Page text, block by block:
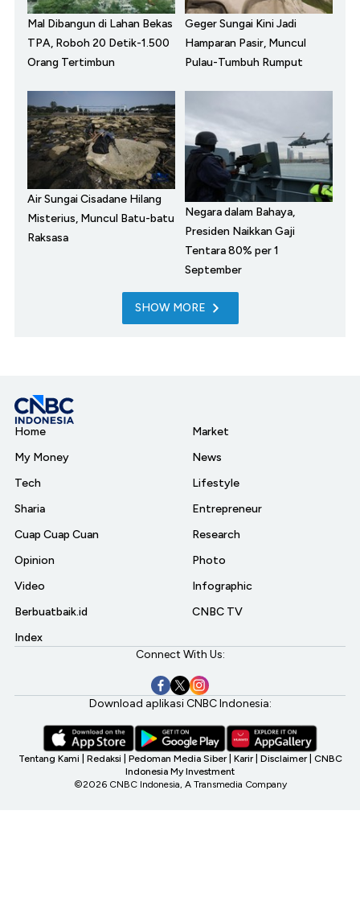
Mal Dibangun di Lahan Bekas
TPA, Roboh 20 Detik-1.500
Orang Tertimbun
Geger Sungai Kini Jadi
Hamparan Pasir, Muncul
Pulau-Tumbuh Rumput
Air Sungai Cisadane Hilang
Misterius, Muncul Batu-batu
Raksasa
Negara dalam Bahaya,
Presiden Naikkan Gaji
Tentara 80% per 1
September
SHOW MORE
Home
My Money
Tech
Sharia
Cuap Cuap Cuan
Opinion
Video
Berbuatbaik.id
Index
Market
News
Lifestyle
Entrepreneur
Research
Photo
Infographic
CNBC TV
Connect With Us:
Download aplikasi CNBC Indonesia:
Tentang Kami Redaksi Pedoman Media Siber Karir Disclaimer CNBC
Indonesia My Investment
©2026 CNBC Indonesia, A Transmedia Company